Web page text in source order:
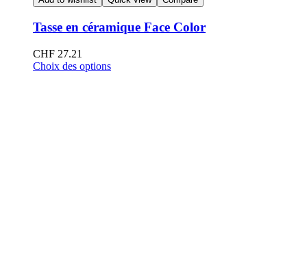
Tasse en céramique Face Color
CHF 27.21
Choix des options